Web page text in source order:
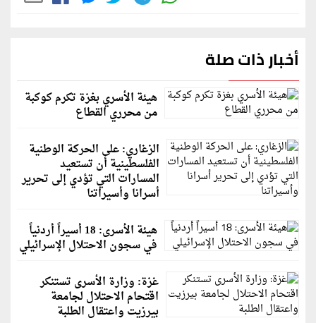
أخبار ذات صلة
هيئة الأسري بغزة تكرم كوكبة
من محرري القطاع
الزغاري: على الحركة الوطنية
الفلسطينية أن تستعيد
المسارات التي تؤدي إلى تحرير
أسرانا وأسيراتنا
هيئة الأسرى: 18 أسيراً أردنياً
في سجون الاحتلال الإسرائيلي
غزة: وزارة الأسرى تستنكر
اقتحام الاحتلال لجامعة
بيرزيت واعتقال الطلبة